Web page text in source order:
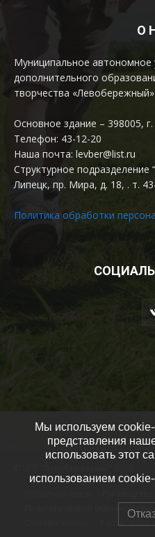
О
Муниципальное автономное
дополнительного
творчества «Левобережный»
Основное здание – 398005,
Телефон: 43-12-20
Наша почта: levber@list.ru
Структурное подразделение
Липецк, пр. Мира, д. 18, . т.
Политика обработки
Педагогический (научно-
Расписание
Мы используем
представления
использовать этот
использованием